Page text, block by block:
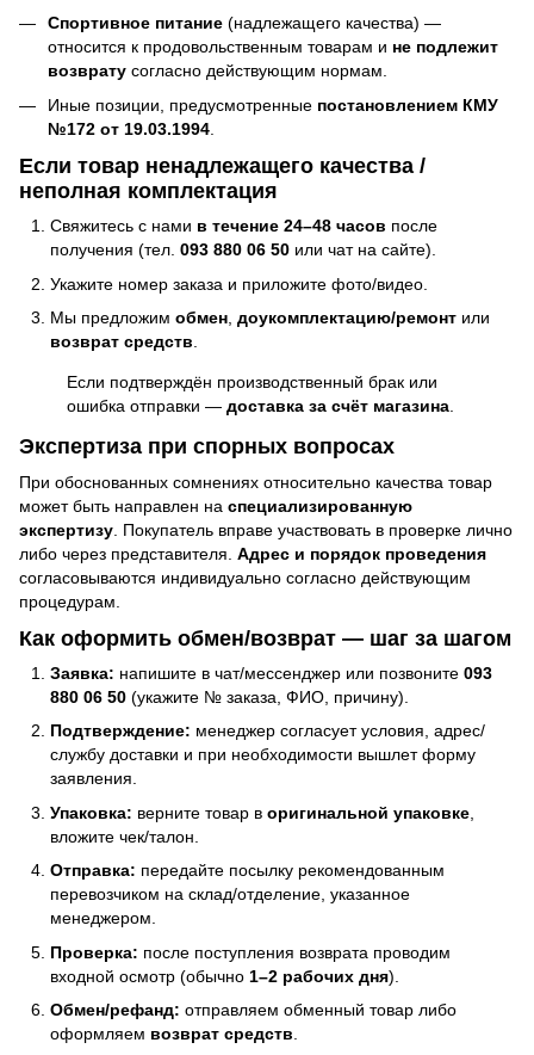
Спортивное питание (надлежащего качества) —
относится к продовольственным товарам и не подлежит
возврату согласно действующим нормам.
Иные позиции, предусмотренные постановлением КМУ
№172 от 19.03.1994
Если товар ненадлежащего качества /
неполная комплектация
Свяжитесь с нами в течение 24–48 часов после
получения (тел. 093 880 06 50 или чат на сайте).
Укажите номер заказа и приложите фото/видео.
Мы предложим обмен доукомплектацию/ремонт или
возврат средств
Если подтверждён производственный брак или
ошибка отправки — доставка за счёт магазина
Экспертиза при спорных вопросах
При обоснованных сомнениях относительно качества товар
может быть направлен на специализированную
экспертизу . Покупатель вправе участвовать в проверке лично
либо через представителя. Адрес и порядок проведения
согласовываются индивидуально согласно действующим
процедурам.
Как оформить обмен/возврат — шаг за шагом
Заявка: напишите в чат/мессенджер или позвоните 093
880 06 50 (укажите № заказа, ФИО, причину).
Подтверждение: менеджер согласует условия, адрес/
службу доставки и при необходимости вышлет форму
заявления.
Упаковка: верните товар в оригинальной упаковке
вложите чек/талон.
Отправка: передайте посылку рекомендованным
перевозчиком на склад/отделение, указанное
менеджером.
Проверка: после поступления возврата проводим
входной осмотр (обычно 1–2 рабочих дня).
Обмен/рефанд: отправляем обменный товар либо
оформляем возврат средств